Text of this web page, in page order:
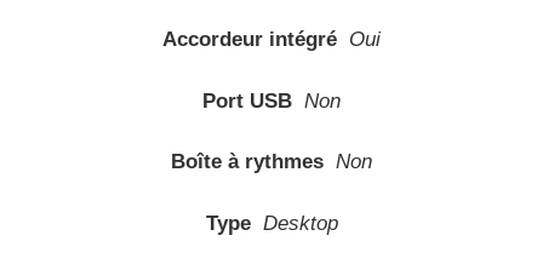
Accordeur intégré Oui
Port USB Non
Boîte à rythmes Non
Type Desktop